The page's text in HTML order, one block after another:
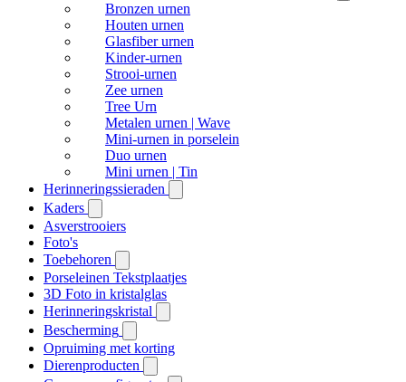
Bronzen urnen
Houten urnen
Glasfiber urnen
Kinder-urnen
Strooi-urnen
Zee urnen
Tree Urn
Metalen urnen | Wave
Mini-urnen in porselein
Duo urnen
Mini urnen | Tin
Herinneringssieraden
Kaders
Asverstrooiers
Foto's
Toebehoren
Porseleinen Tekstplaatjes
3D Foto in kristalglas
Herinneringskristal
Bescherming
Opruiming met korting
Dierenproducten